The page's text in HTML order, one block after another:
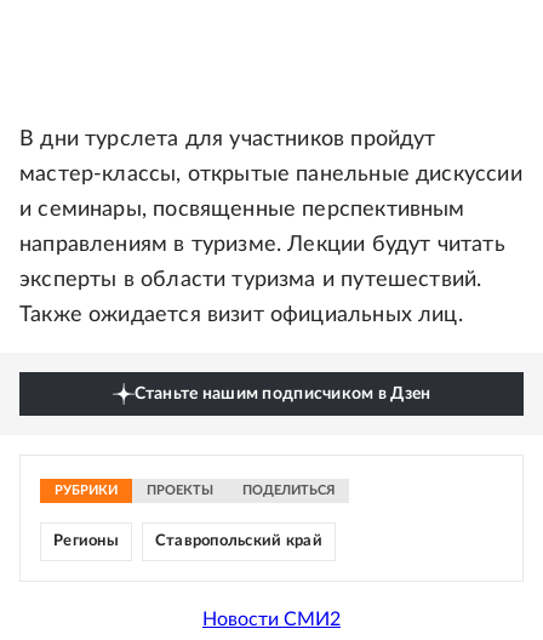
В дни турслета для участников пройдут
мастер-классы, открытые панельные дискуссии
и семинары, посвященные перспективным
направлениям в туризме. Лекции будут читать
эксперты в области туризма и путешествий.
Также ожидается визит официальных лиц.
Станьте нашим подписчиком в Дзен
РУБРИКИ ПРОЕКТЫ ПОДЕЛИТЬСЯ
Регионы Ставропольский край
Новости СМИ2